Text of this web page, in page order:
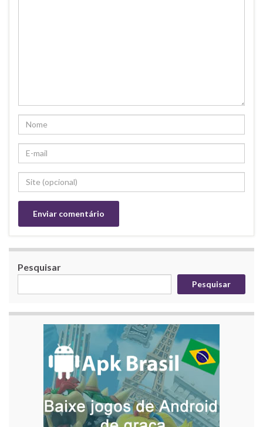
Pesquisar
Pesquisar